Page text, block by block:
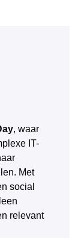
, waar
IT-
Met
social
relevant